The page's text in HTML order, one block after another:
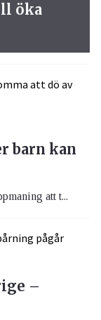
öka
barn kan
att t...
–